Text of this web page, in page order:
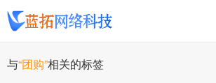
与“团购”相关的标签